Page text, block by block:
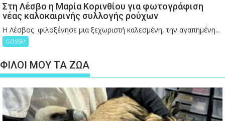
Στη Λέσβο η Μαρία Κορινθίου για φωτογράφιση
νέας καλοκαιρινής συλλογής ρούχων
Η Λέσβος φιλοξένησε μια ξεχωριστή καλεσμένη, την αγαπημένη...
GOSSIP
ΦΙΛΟΙ ΜΟΥ ΤΑ ΖΩΑ